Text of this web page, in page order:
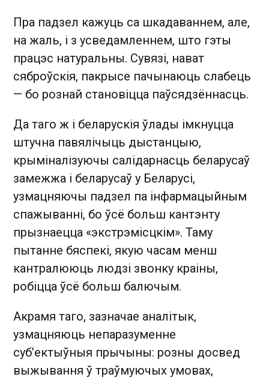
Пра падзел кажуць са шкадаваннем, але,
на жаль, і з усведамленнем, што гэты
працэс натуральны. Сувязі, нават
сяброўскія, пакрысе пачынаюць слабець
— бо рознай становіцца паўсядзённасць.
Да таго ж і беларускія ўлады імкнуцца
штучна павялічыць дыстанцыю,
крыміналізуючы салідарнасць беларусаў
замежжа і беларусаў у Беларусі,
узмацняючы падзел па інфармацыйным
спажыванні, бо ўсё больш кантэнту
прызнаецца «экстрэмісцкім». Таму
пытанне бяспекі, якую часам менш
кантралююць людзі звонку краіны,
робіцца ўсё больш балючым.
Акрамя таго, зазначае аналітык,
узмацняюць непаразуменне
суб’ектыўныя прычыны: розны досвед
выжывання ў траўмуючых умовах,